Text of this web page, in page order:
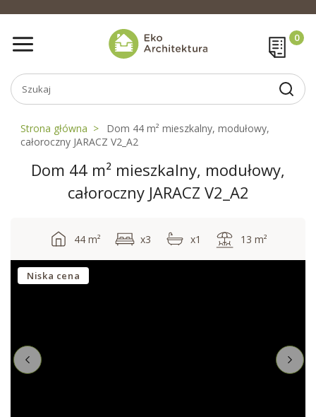
Strona główna
Dom 44 m² mieszkalny, modułowy,
całoroczny JARACZ V2_A2
Dom 44 m² mieszkalny, modułowy,
całoroczny JARACZ V2_A2
44 m² x3 x1 13 m²
Niska cena